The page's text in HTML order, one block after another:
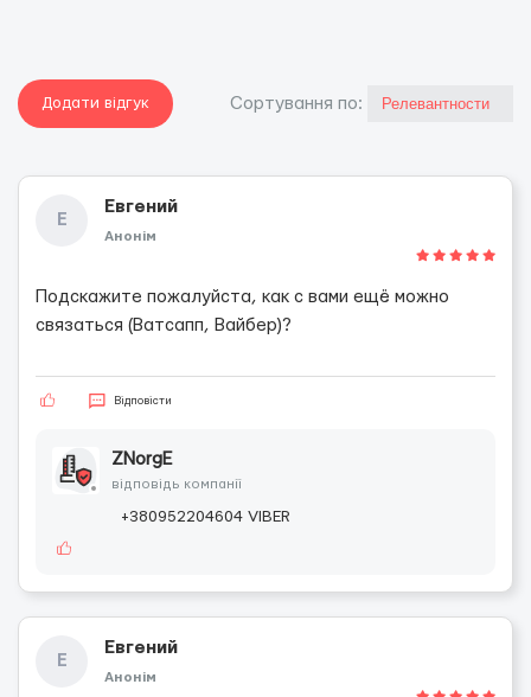
Додати відгук Сортування по:
Е
Евгений
Анонім
Подскажите пожалуйста, как с вами ещё можно
связаться (Ватсапп, Вайбер)?
Відповісти
ZNorgE
відповідь компанії
+380952204604 VIBER
Е
Евгений
Анонім